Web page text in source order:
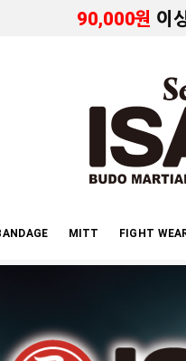
90,000원 이
MITT FIGHT